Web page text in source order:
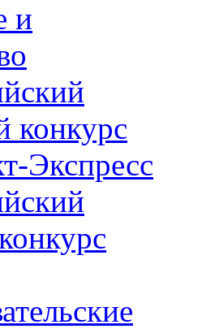
и
конкурс
Экспресс